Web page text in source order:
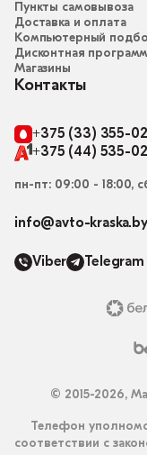
Пункты самовывоза
Доставка и оплата
Компьютерный
Дисконтная
Магазины
Контакты
+375 (33) 355-
+375 (44) 535-
пн-пт: 09:00 - 18:00,
info@avto-kraska.by
Viber Telegram
© 2015-2026,
Телефон
соответствии с